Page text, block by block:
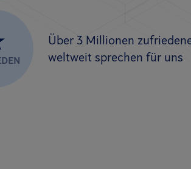
Über 3 Millionen
weltweit sprechen für uns